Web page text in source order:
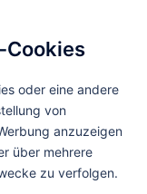
oder eine andere
von
anzuzeigen
über mehrere
zu verfolgen.